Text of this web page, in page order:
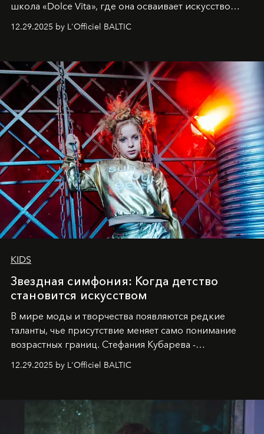
школа «Dolce Vita», где она осваивает искусство
позы и образа, с другой - подготовительная
балетная студия при хореографическом училище,
танцевального пути за плечами.
12.29.2025 by L'Officiel BALTIC
KIDS
Звездная симфония: Когда детство
становится искусством
В мире моды и творчества появляются редкие
таланты, чье присутствие меняет само понимание
возрастных границ. Стефания Кубарева -
десятилетняя обладательница невероятной
харизмы, чье имя уже украшает обложки
2025
и LUXIA June 2025, представляет собой
уникальное явление современной культуры.
12.29.2025 by L'Officiel BALTIC